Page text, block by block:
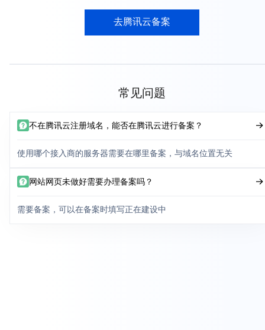
去腾讯云备案
常见问题
不在腾讯云注册域名，能否在腾讯云进行备案？
使用哪个接入商的服务器需要在哪里备案，与域名位置无关
网站网页未做好需要办理备案吗？
需要备案，可以在备案时填写正在建设中